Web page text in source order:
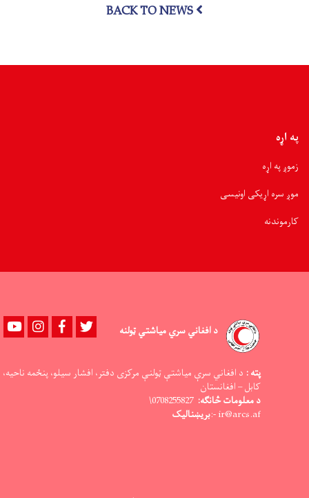
۳۵
BACK TO NEWS
په اړه
زموږ په اړه
موږ سره اړیکی اونیسی
کارموندنه
د افغاني سري میاشتي ټولنه YoutubeinstagramFacebook Twitter
پته : د افغاني سرې میاشتې ټولنې مرکزی دفتر، افشار سیلو، پنځمه ناحیه،
کابل – افغانستان
د معلومات څانګه: 0708255827\
ir@arcs.af -: بریښنالیک